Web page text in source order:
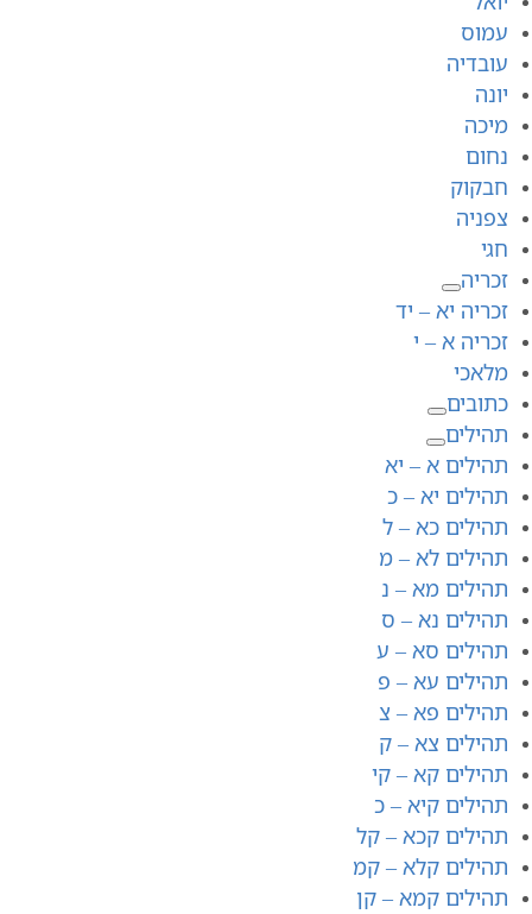
עמוס
עובדיה
יונה
מיכה
נחום
חבקוק
צפניה
חגי
זכריה
זכריה יא – יד
זכריה א – י
מלאכי
כתובים
תהילים
תהילים א – יא
תהילים יא – כ
תהילים כא – ל
תהילים לא – מ
תהילים מא – נ
תהילים נא – ס
תהילים סא – ע
תהילים עא – פ
תהילים פא – צ
תהילים צא – ק
תהילים קא – קי
תהילים קיא – כ
תהילים קכא – קל
תהילים קלא – קמ
תהילים קמא – קן